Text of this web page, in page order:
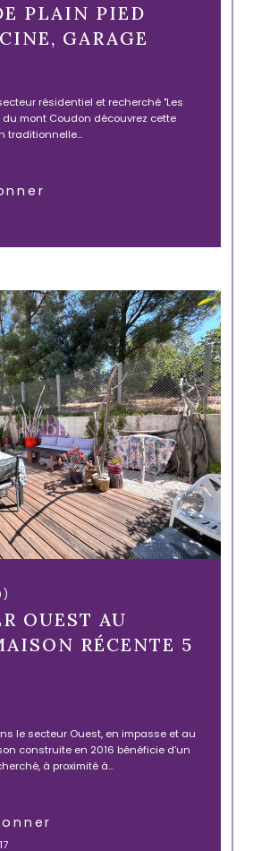
PLAIN PIED
GARAGE
résidentiel et recherché "Les
du mont Coudon découvrez cette
traditionnelle...
OUEST AU
RÉCENTE 5
le secteur Ouest, en impasse et au
construite en 2016 bénéficie d’un
à proximité à...